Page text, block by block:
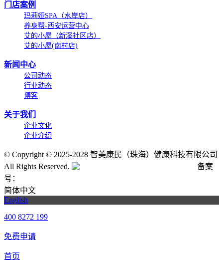
门店案例
玛莉娅SPA（水岸店）
养身帮-西安运营中心
艾的小屋（新溪社区店）
艾的小屋(南村店)
新闻中心
公司动态
行业动态
博客
关于我们
企业文化
企业介绍
© Copyright © 2025-2028 智美康民（珠海）健康科技有限公司
All Rights Reserved.
备案
号：
简体中文
English
400 8272 199
免费申请
首页